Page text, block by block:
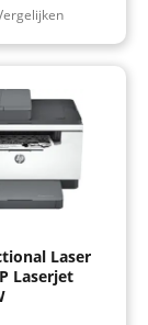
Laser
Laserjet